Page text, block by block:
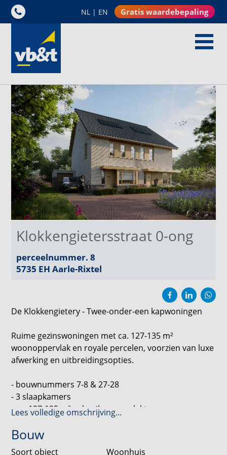
NL | EN Gratis waardebepaling
Klokkengietersstraat 0-ong
perceelnummer. 8
5735 EH Aarle-Rixtel
De Klokkengietery - Twee-onder-een kapwoningen
Ruime gezinswoningen met ca. 127-135 m²
woonoppervlak en royale percelen, voorzien van luxe
afwerking en uitbreidingsopties.
- bouwnummers 7-8 & 27-28
- 3 slaapkamers
- ca. 127-135 m² gebruiksoppervlakte
- ca. 220-251 m² perceeloppervlakte
- bouwnummers 7 en 8 beschikken over een ruime
Lees volledige omschrijving...
Bouw
Soort object
Woonhuis